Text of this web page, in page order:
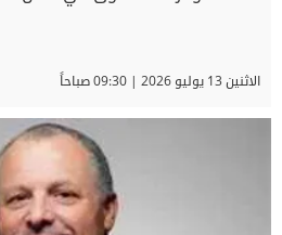
الاثنين 13 يوليو 2026 | 09:30 صباحاً